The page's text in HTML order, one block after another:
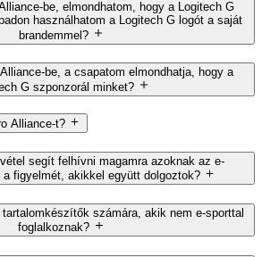
be, elmondhatom, hogy a Logitech G
használhatom a Logitech G logót a saját
brandemmel?
be, a csapatom elmondhatja, hogy a
G szponzorál minket?
Alliance-t?
segít felhívni magamra azoknak az e-
figyelmét, akikkel együtt dolgoztok?
számára, akik nem e-sporttal
foglalkoznak?